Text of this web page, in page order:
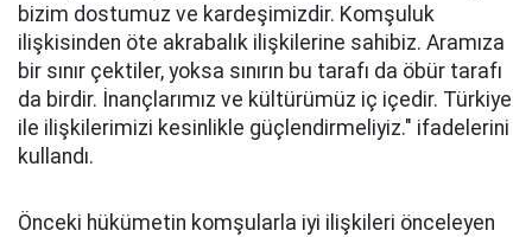
bizim dostumuz ve kardeşimizdir. Komşuluk
ilişkisinden öte akrabalık ilişkilerine sahibiz. Aramıza
bir sınır çektiler, yoksa sınırın bu tarafı da öbür tarafı
da birdir. İnançlarımız ve kültürümüz iç içedir. Türkiye
ile ilişkilerimizi kesinlikle güçlendirmeliyiz." ifadelerini
kullandı.
Önceki hükümetin komşularla iyi ilişkileri önceleyen